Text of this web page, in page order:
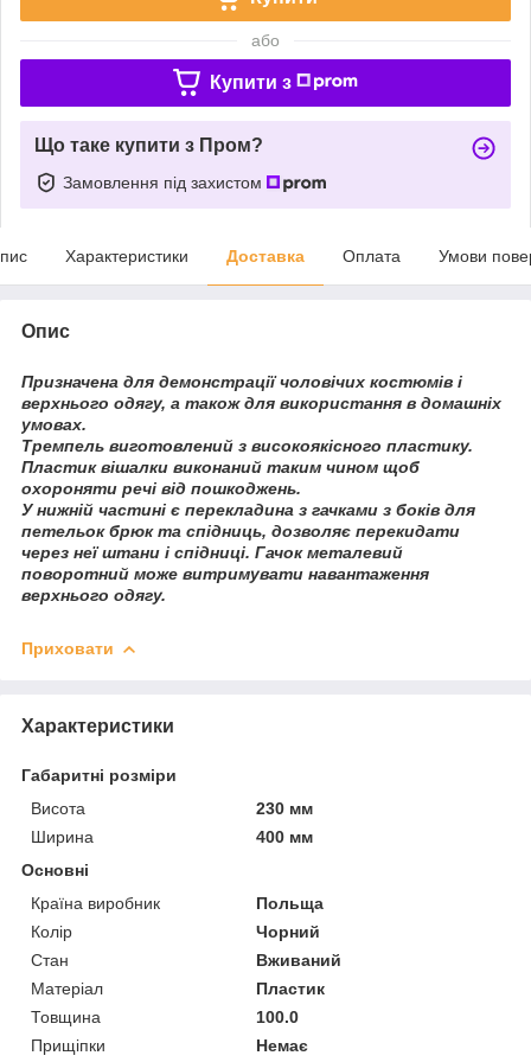
або
Купити з
Що таке купити з Пром?
Замовлення під захистом
Характеристики Доставка Оплата Умови
Опис
Призначена для демонстрації чоловічих костюмів і
верхнього одягу, а також для використання в домашніх
умовах.
Тремпель виготовлений з високоякісного пластику.
Пластик вішалки виконаний таким чином щоб
охороняти речі від пошкоджень.
У нижній частині є перекладина з гачками з боків для
петельок брюк та спідниць, дозволяє перекидати
через неї штани і спідниці. Гачок металевий
поворотний може витримувати навантаження
верхнього одягу.
Приховати
Характеристики
Габаритні розміри
Висота
230 мм
Ширина
400 мм
Основні
Країна виробник
Польща
Колір
Чорний
Стан
Вживаний
Матеріал
Пластик
Товщина
100.0
Прищіпки
Немає